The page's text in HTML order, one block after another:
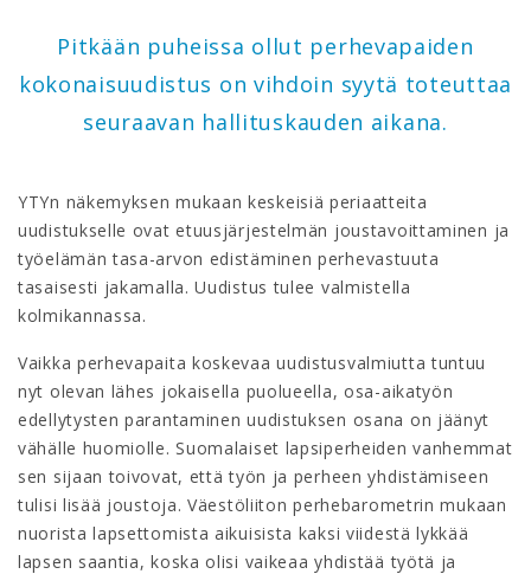
Pitkään puheissa ollut perhevapaiden
kokonaisuudistus on vihdoin syytä toteuttaa
seuraavan hallituskauden aikana.
YTYn näkemyksen mukaan keskeisiä periaatteita
uudistukselle ovat etuusjärjestelmän joustavoittaminen ja
työelämän tasa-arvon edistäminen perhevastuuta
tasaisesti jakamalla. Uudistus tulee valmistella
kolmikannassa.
Vaikka perhevapaita koskevaa uudistusvalmiutta tuntuu
nyt olevan lähes jokaisella puolueella, osa-aikatyön
edellytysten parantaminen uudistuksen osana on jäänyt
vähälle huomiolle. Suomalaiset lapsiperheiden vanhemmat
sen sijaan toivovat, että työn ja perheen yhdistämiseen
tulisi lisää joustoja. Väestöliiton perhebarometrin mukaan
nuorista lapsettomista aikuisista kaksi viidestä lykkää
lapsen saantia, koska olisi vaikeaa yhdistää työtä ja